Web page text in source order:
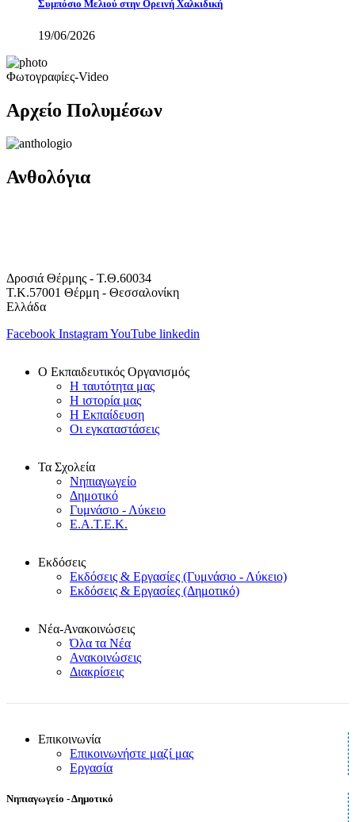
Συμπόσιο Μελιού στην Ορεινή Χαλκιδική
19/06/2026
Φωτογραφίες-Video
Αρχείο Πολυμέσων
Ανθολόγια
Δροσιά Θέρμης - Τ.Θ.60034
Τ.Κ.57001 Θέρμη - Θεσσαλονίκη
Ελλάδα
Facebook InstagramYouTube linkedin
Ο Εκπαιδευτικός Οργανισμός
Η ταυτότητα μας
Η ιστορία μας
Η Εκπαίδευση
Οι εγκαταστάσεις
Τα Σχολεία
Νηπιαγωγείο
Δημοτικό
Γυμνάσιο - Λύκειο
Ε.Α.Τ.Ε.Κ.
Εκδόσεις
Εκδόσεις & Εργασίες (Γυμνάσιο - Λύκειο)
Εκδόσεις & Εργασίες (Δημοτικό)
Νέα-Ανακοινώσεις
Όλα τα Νέα
Ανακοινώσεις
Διακρίσεις
Επικοινωνία
Επικοινωνήστε μαζί μας
Εργασία
Νηπιαγωγείο - Δημοτικό